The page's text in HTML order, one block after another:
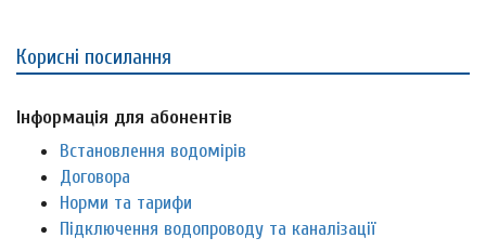
Корисні посилання
Інформація для абонентів
Встановлення водомірів
Договора
Норми та тарифи
Підключення водопроводу та каналізації